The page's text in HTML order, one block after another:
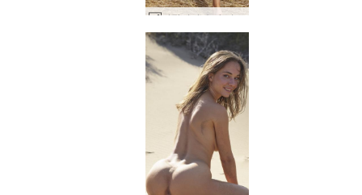
나탈리아 승마 미녀 #19